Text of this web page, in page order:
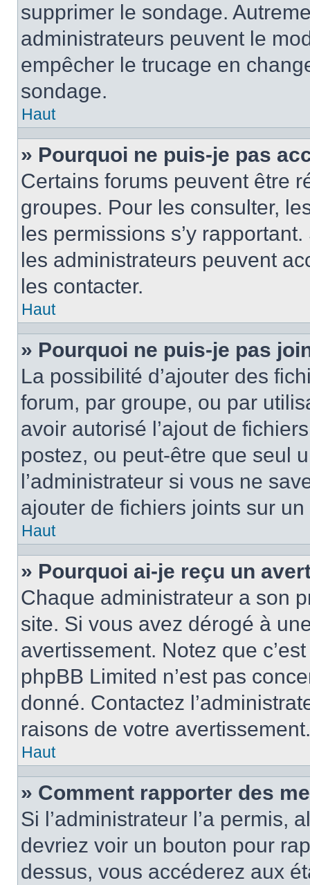
supprimer le sondage.
administrateurs peuvent le
empêcher le trucage en
sondage.
Haut
» Pourquoi ne puis-je pas
Certains forums peuvent être
groupes. Pour les consulter,
les permissions s’y
les administrateurs peuvent
les contacter.
Haut
» Pourquoi ne puis-je pas
La possibilité d’ajouter des
forum, par groupe, ou par
avoir autorisé l’ajout de
postez, ou peut-être que seul
l’administrateur si vous ne
ajouter de fichiers joints sur un
Haut
» Pourquoi ai-je reçu un
Chaque administrateur a son
site. Si vous avez dérogé à
avertissement. Notez que
phpBB Limited n’est pas
donné. Contactez
raisons de votre avertissement.
Haut
» Comment rapporter des
Si l’administrateur l’a permis,
devriez voir un bouton pour
dessus, vous accéderez aux